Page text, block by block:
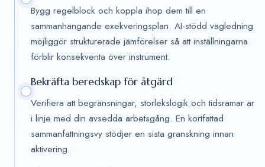
Bygg regelblock och koppla ihop dem till en
sammanhängande exekveringsplan. AI-stödd vägledning
möjliggör strukturerade jämförelser så att inställningarna
förblir konsekventa över instrument.
Bekräfta beredskap för åtgärd
Verifiera att begränsningar, storlekslogik och tidsramar är
i linje med din avsedda arbetsgång. En kortfattad
sammanfattningsvy stödjer en sista granskning innan
aktivering.